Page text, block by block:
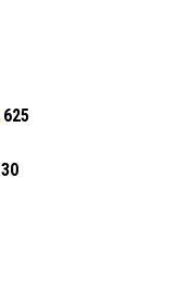
625
30